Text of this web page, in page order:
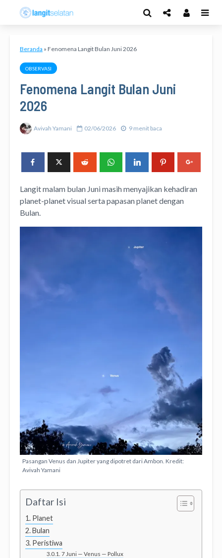
Beranda » Fenomena Langit Bulan Juni 2026
OBSERVASI
Fenomena Langit Bulan Juni
2026
Avivah Yamani 02/06/2026 9 menit baca
Langit malam bulan Juni masih menyajikan kehadiran
planet-planet visual serta papasan planet dengan
Bulan.
Pasangan Venus dan Jupiter yang dipotret dari Ambon. Kredit:
Avivah Yamani
Daftar Isi
Planet
Bulan
Peristiwa
7 Juni — Venus — Pollux